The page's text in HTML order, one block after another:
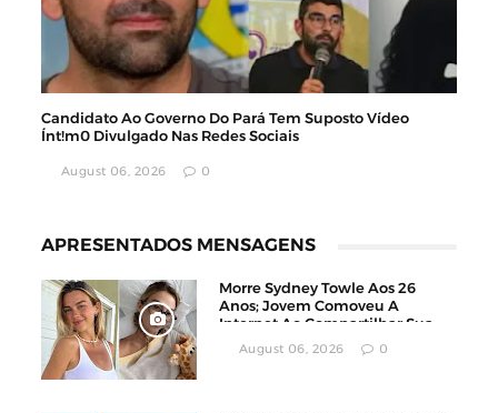
Candidato Ao Governo Do Pará Tem Suposto Vídeo
Ínt!m0 Divulgado Nas Redes Sociais
August 06, 2026 0
APRESENTADOS MENSAGENS
Morre Sydney Towle Aos 26
Anos; Jovem Comoveu A
Internet Ao Compartilhar Sua
Luta Contra O Câncer
August 06, 2026 0